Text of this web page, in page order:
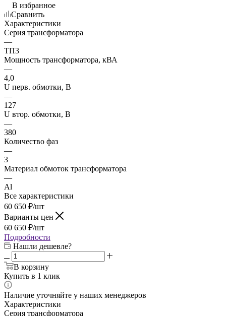
В избранное
Сравнить
Характеристики
Серия трансформатора
—
ТП3
Мощность трансформатора, кВА
—
4,0
U перв. обмотки, В
—
127
U втор. обмотки, В
—
380
Количество фаз
—
3
Материал обмоток трансформатора
—
Al
Все характеристики
60 650 ₽/шт
Варианты цен
60 650 ₽/шт
Подробности
Нашли дешевле?
В корзину
Купить в 1 клик
Наличие уточняйте у наших менеджеров
Характеристики
Серия трансформатора